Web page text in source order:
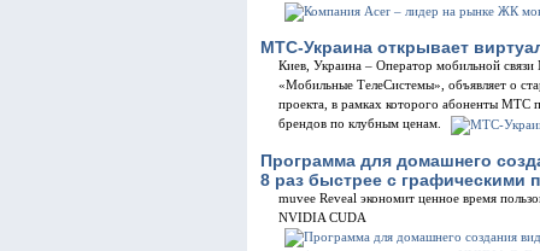
МТС-Украина открывает
Киев, Украина – Оператор мобильной
«Мобильные ТелеСистемы», объявляет о
проекта, в рамках которого абоненты МТС
брендов по клубным ценам.
Программа для домашнего
8 раз быстрее с графическими
muvee Reveal экономит ценное время
NVIDIA CUDA